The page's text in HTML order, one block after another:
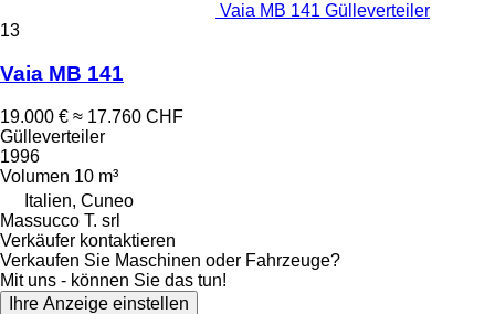
Vaia MB 141 Gülleverteiler
13
Vaia MB 141
19.000 € ≈ 17.760 CHF
Gülleverteiler
1996
Volumen 10 m³
Italien, Cuneo
Massucco T. srl
Verkäufer kontaktieren
Verkaufen Sie Maschinen oder Fahrzeuge?
Mit uns - können Sie das tun!
Ihre Anzeige einstellen